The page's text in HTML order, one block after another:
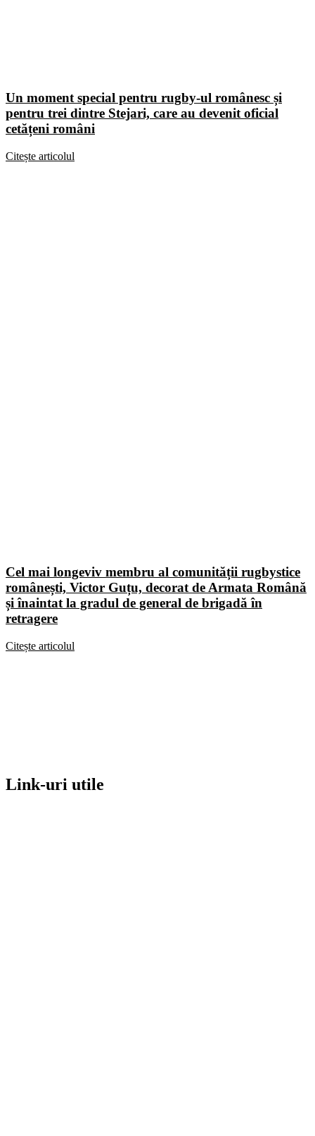
Un moment special pentru rugby-ul românesc și
pentru trei dintre Stejari, care au devenit oficial
cetățeni români
Citește articolul
Cel mai longeviv membru al comunității rugbystice
românești, Victor Guțu, decorat de Armata Română
și înaintat la gradul de general de brigadă în
retragere
Citește articolul
Link-uri utile